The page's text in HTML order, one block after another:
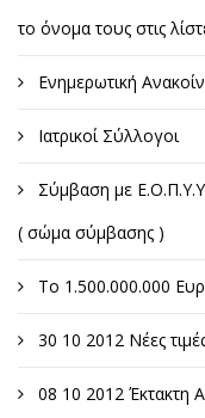
το όνομα τους στις
Ενημερωτική
Ιατρικοί Σύλλογοι
Σύμβαση με
( σώμα σύμβασης )
Το 1.500.000.000
30 10 2012 Νέες
08 10 2012 Έκτακτη